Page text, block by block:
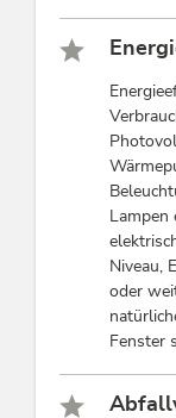
Lampen
Niveau,
oder
Fenster